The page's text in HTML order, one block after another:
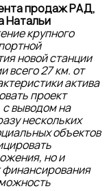
продаж РАД,
Натальи
крупного
новой станции
всего 27 км. от
актива
проект
с выводом на
нескольких
объектов
но и